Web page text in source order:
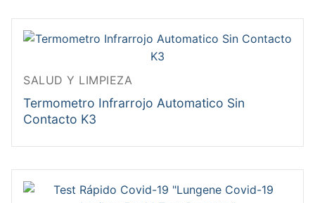
SALUD Y LIMPIEZA
Termometro Infrarrojo Automatico Sin
Contacto K3